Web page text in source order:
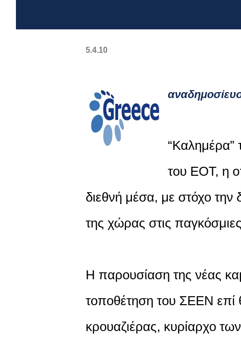
5.4.10
“Καλημέρα”
του ΕΟΤ, η
διεθνή μέσα, με στόχο την
της χώρας στις
Η παρουσίαση της νέας
τοποθέτηση του ΣΕΕΝ επί
κρουαζιέρας, κυρίαρχο